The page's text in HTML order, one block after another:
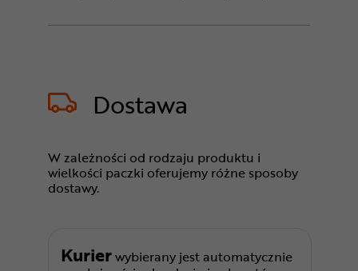
Dostawa
W zależności od rodzaju produktu i
wielkości paczki oferujemy różne sposoby
dostawy.
Kurierwybierany jest automatycznie